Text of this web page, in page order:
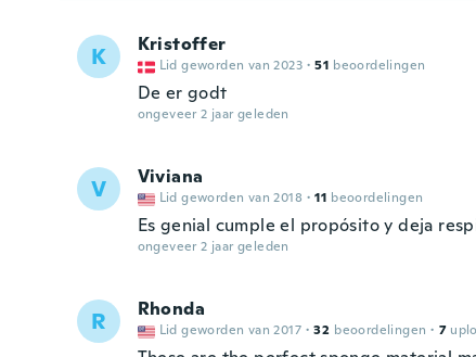
K Kristoffer
Lid geworden van 2023 · 51 beoordelingen
De er godt
ongeveer 2 jaar geleden
V Viviana
Lid geworden van 2018 · 11 beoordelingen
Es genial cumple el propósito y deja
ongeveer 2 jaar geleden
R Rhonda
Lid geworden van 2017 · 32 beoordelingen · 7